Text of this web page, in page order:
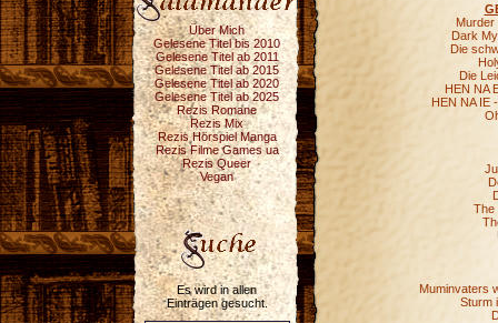
Über Mich
Gelesene Titel bis 2010
Gelesene Titel ab 2011
Gelesene Titel ab 2015
Gelesene Titel ab 2020
Gelesene Titel ab 2025
Rezis Romane
Rezis Mix
Rezis Hörspiel Manga
Rezis Filme Games ua
Rezis Queer
Vegan
Es wird in allen
Einträgen gesucht.
Murder
Dark
Die
Die
HEN NA
HEN NA IE
The
Muminvaters
Sturm